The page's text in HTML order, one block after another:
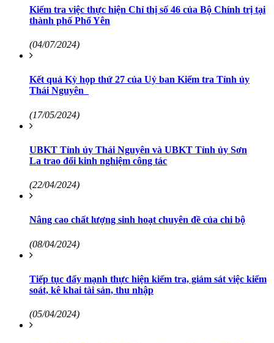
Kiểm tra việc thực hiện Chỉ thị số 46 của Bộ Chính trị tại
thành phố Phổ Yên
(04/07/2024)
Kết quả Kỳ họp thứ 27 của Uỷ ban Kiểm tra Tỉnh ủy
Thái Nguyên
(17/05/2024)
UBKT Tỉnh ủy Thái Nguyên và UBKT Tỉnh ủy Sơn
La trao đổi kinh nghiệm công tác
(22/04/2024)
Nâng cao chất lượng sinh hoạt chuyên đề của chi bộ
(08/04/2024)
Tiếp tục đẩy mạnh thực hiện kiểm tra, giám sát việc kiểm
soát, kê khai tài sản, thu nhập
(05/04/2024)